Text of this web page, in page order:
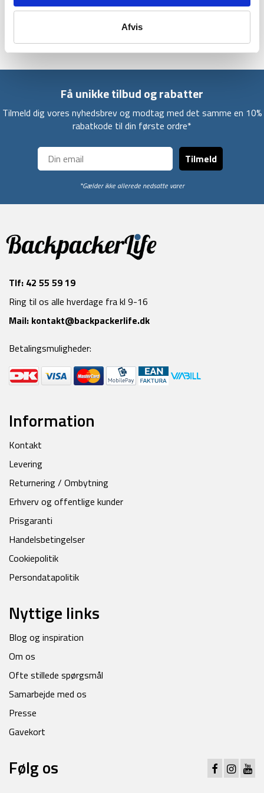
Afvis
netlommer: 80% nylon (genbrugt) 20% elastan; stropper og
hoftebælte: 100% polyester (genbrugt).
Få unikke tilbud og rabatter
Tilmeld dig vores nyhedsbrev og modtag med det samme en 10%
rabatkode til din første ordre*
Tilmeld
*Gælder ikke allerede nedsatte varer
Tlf: 42 55 59 19
Ring til os alle hverdage fra kl 9-16
Mail: kontakt@backpackerlife.dk
Betalingsmuligheder:
Information
Kontakt
Levering
Returnering / Ombytning
Erhverv og offentlige kunder
Prisgaranti
Handelsbetingelser
Cookiepolitik
Persondatapolitik
Nyttige links
Blog og inspiration
Om os
Ofte stillede spørgsmål
Samarbejde med os
Presse
Gavekort
Følg os